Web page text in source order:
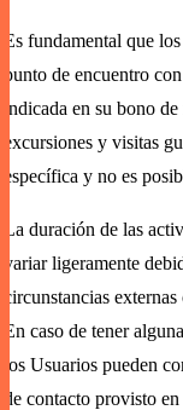
Es fundamental que
punto de encuentro
indicada en su bono
excursiones y visitas
específica y no es
La duración de las
variar ligeramente
circunstancias
En caso de tener
los Usuarios pueden
de contacto provisto